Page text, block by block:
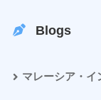
Blogs
マレーシア・イ